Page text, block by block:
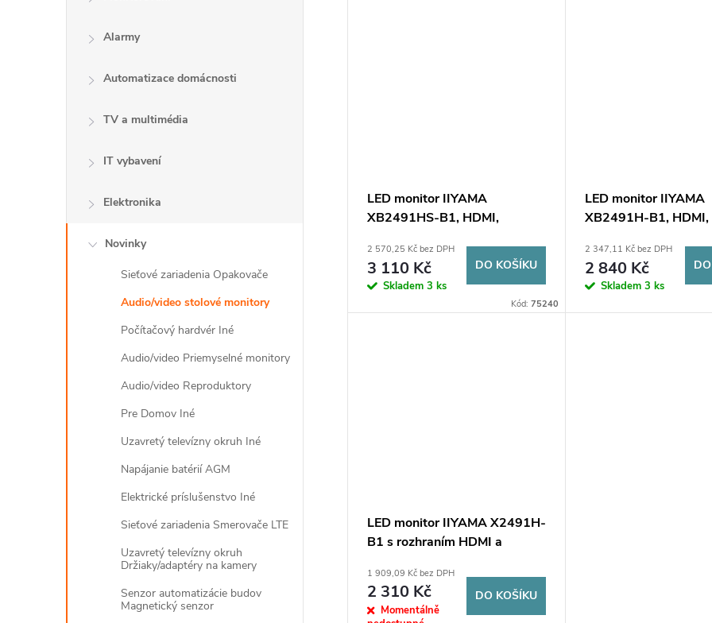
Alarmy
Automatizace domácnosti
TV a multimédia
IT vybavení
Elektronika
Novinky
Sieťové zariadenia Opakovače
Audio/video stolové monitory
Počítačový hardvér Iné
Audio/video Priemyselné monitory
Audio/video Reproduktory
Pre Domov Iné
Uzavretý televízny okruh Iné
Napájanie batérií AGM
Elektrické príslušenstvo Iné
Sieťové zariadenia Smerovače LTE
Uzavretý televízny okruh
Držiaky/adaptéry na kamery
Senzor automatizácie budov
Magnetický senzor
LED monitor IIYAMA
XB2491HS-B1, HDMI,
ms, HAS PIVOT, reproduktory
2 570,25 Kč bez DPH
3 110 Kč
Skladem 3 ks
DO KOŠÍKU
Kód:75240
LED monitor IIYAMA
XB2491H-B1, HDMI,
ms, s funkcí PIVOT
2 347,11 Kč bez DPH
2 840 Kč
Skladem3 ks
LED monitor IIYAMA X2491H-
B1 s rozhraním HDMI a
ms
1 909,09 Kč bez DPH
2 310 Kč
Momentálně
DO KOŠÍKU